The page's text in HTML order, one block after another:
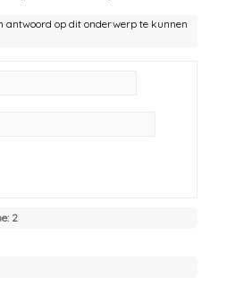
antwoord op dit onderwerp te kunnen
2